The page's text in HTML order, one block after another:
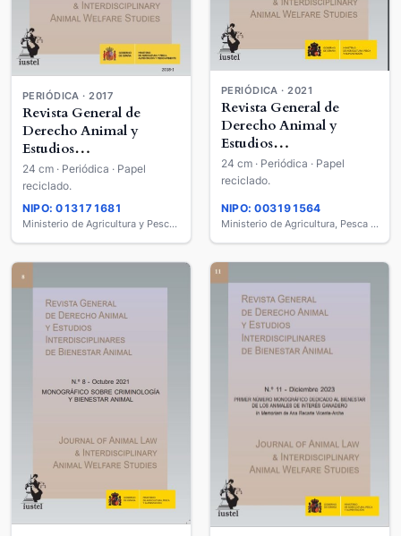
PERIÓDICA · 2017
Revista General de
Derecho Animal y
Estudios
Interdisciplinares de
Bienestar Animal =
Journal of Animal Law &
Interdisciplinary Animal
Welfare Studies
24 cm · Periódica · Papel
reciclado.
NIPO: 013171681
Ministerio de Agricultura y Pesca, Alimentación y Medio Ambiente
PERIÓDICA · 2021
Revista General de
Derecho Animal y
Estudios
Interdisciplinares de
Bienestar Animal =
Interdisciplinary Animal
Welfare Studies
24 cm · Periódica · Papel
reciclado.
NIPO: 003191564
Ministerio de Agricultura, Pesca y Alimentación